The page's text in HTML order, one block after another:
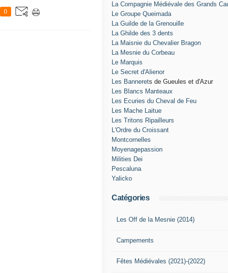
0
La Compagnie Médiévale des Grands
Le Groupe Queimada
La Guilde de la Grenouille
La Ghilde des 3 dents
La Maisnie du Chevalier Bragon
La Mesnie du Corbeau
Le Marquis
Le Secret d'Alienor
Les Bannerets de Gueules et d'Azur
Les Blancs Manteaux
Les Ecuries du Cheval de Feu
Les Mache Laitue
Les Tritons Ripailleurs
L'Ordre du Croissant
Montcornelles
Moyenagepassion
Milities Dei
Pescaluna
Yalicko
Catégories
Les Off de la Mesnie (2014)
Campements
Fêtes Médiévales (2021)-(2022)